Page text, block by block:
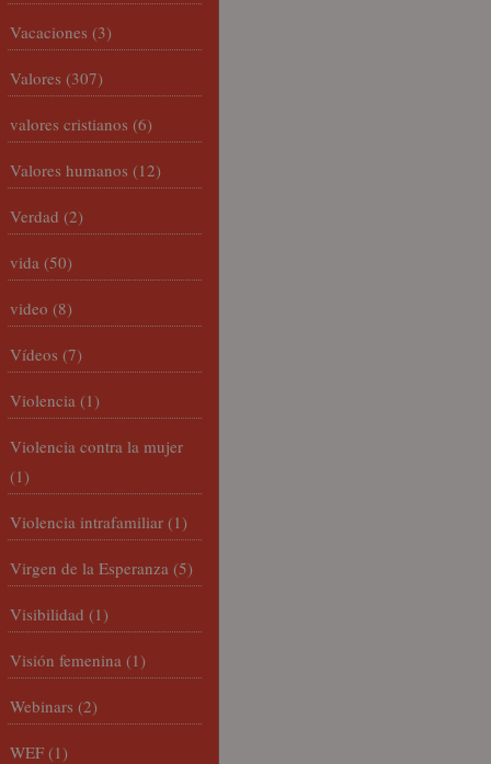
Vacaciones (3)
Valores (307)
valores cristianos (6)
Valores humanos (12)
Verdad (2)
vida (50)
video (8)
Vídeos (7)
Violencia (1)
Violencia contra la mujer
(1)
Violencia intrafamiliar (1)
Virgen de la Esperanza (5)
Visibilidad (1)
Visión femenina (1)
Webinars (2)
WEF (1)